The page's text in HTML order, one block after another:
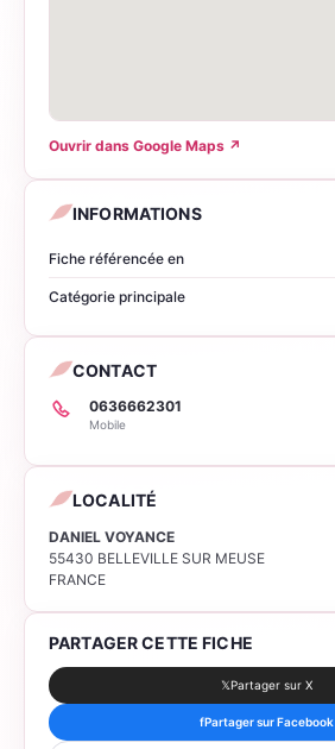
Ouvrir dans Google Maps ↗
INFORMATIONS
Fiche référencée en
Catégorie principale
LOCALITÉ
DANIEL VOYANCE
55430 BELLEVILLE SUR MEUSE
FRANCE
CONTACT
0636662301
Mobile
PARTAGER CETTE FICHE
𝕏Partager sur X
fPartager sur Facebook